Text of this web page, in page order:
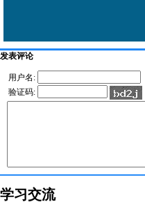
发表评论
用户名:
验证码:
学习交流